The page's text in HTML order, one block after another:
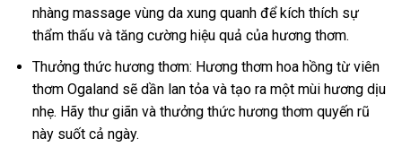
nhàng massage vùng da xung quanh để kích thích sự
thẩm thấu và tăng cường hiệu quả của hương thơm.
Thưởng thức hương thơm: Hương thơm hoa hồng từ viên
thơm Ogaland sẽ dần lan tỏa và tạo ra một mùi hương dịu
nhẹ. Hãy thư giãn và thưởng thức hương thơm quyến rũ
này suốt cả ngày.